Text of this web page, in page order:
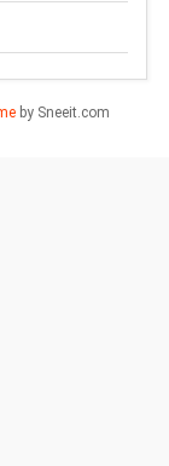
by Sneeit.com